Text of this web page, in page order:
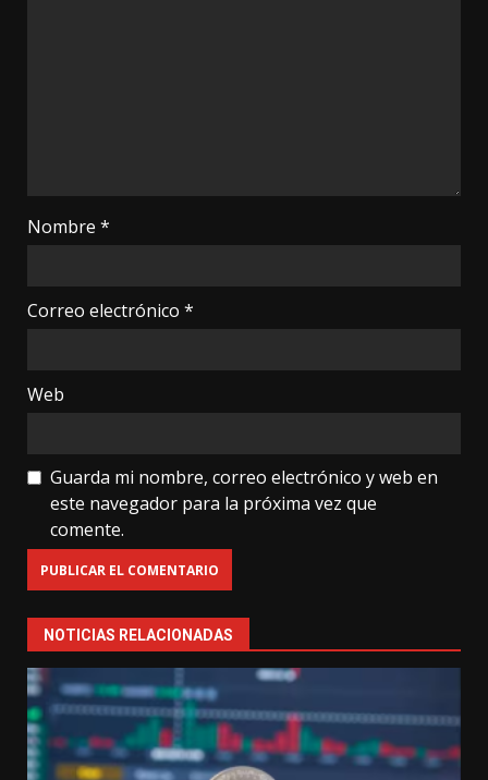
Nombre *
Correo electrónico *
Web
Guarda mi nombre, correo electrónico y web en
este navegador para la próxima vez que
comente.
NOTICIAS RELACIONADAS